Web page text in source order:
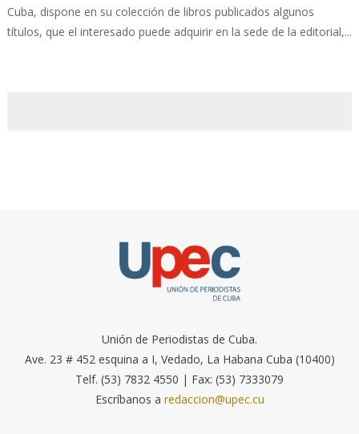
Cuba, dispone en su colección de libros publicados algunos
títulos, que el interesado puede adquirir en la sede de la editorial,...
Unión de Periodistas de Cuba.
Ave. 23 # 452 esquina a I, Vedado, La Habana Cuba (10400)
Telf. (53) 7832 4550 | Fax: (53) 7333079
Escríbanos a redaccion@upec.cu